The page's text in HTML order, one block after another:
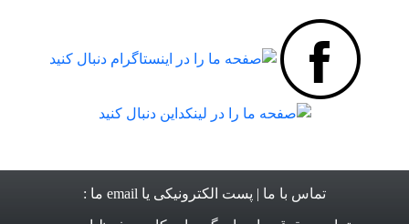
تماس با ما | پست الکترونیکی یا email ما :